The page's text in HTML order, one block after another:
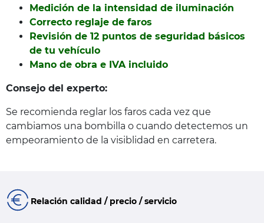
Medición de la intensidad de iluminación
Correcto reglaje de faros
Revisión de 12 puntos de seguridad básicos
de tu vehículo
Mano de obra e IVA incluido
Consejo del experto:
Se recomienda reglar los faros cada vez que
cambiamos una bombilla o cuando detectemos un
empeoramiento de la visiblidad en carretera.
Relación calidad / precio / servicio